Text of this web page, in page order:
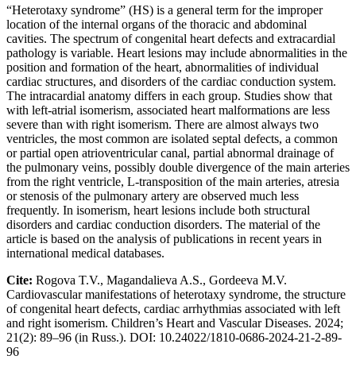
“Heterotaxy syndrome” (HS) is a general term for the improper
location of the internal organs of the thoracic and abdominal
cavities. The spectrum of congenital heart defects and extracardial
pathology is variable. Heart lesions may include abnormalities in the
position and formation of the heart, abnormalities of individual
cardiac structures, and disorders of the cardiac conduction system.
The intracardial anatomy differs in each group. Studies show that
with left-atrial isomerism, associated heart malformations are less
severe than with right isomerism. There are almost always two
ventricles, the most common are isolated septal defects, a common
or partial open atrioventricular canal, partial abnormal drainage of
the pulmonary veins, possibly double divergence of the main arteries
from the right ventricle, L-transposition of the main arteries, atresia
or stenosis of the pulmonary artery are observed much less
frequently. In isomerism, heart lesions include both structural
disorders and cardiac conduction disorders. The material of the
article is based on the analysis of publications in recent years in
international medical databases.
Cite: Rogova T.V., Magandalieva A.S., Gordeeva M.V.
Cardiovascular manifestations of heterotaxy syndrome, the structure
of congenital heart defects, cardiac arrhythmias associated with left
and right isomerism. Children’s Heart and Vascular Diseases. 2024;
21(2): 89–96 (in Russ.). DOI: 10.24022/1810-0686-2024-21-2-89-
96